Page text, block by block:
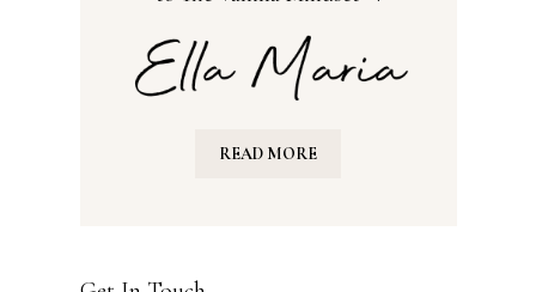
READ MORE